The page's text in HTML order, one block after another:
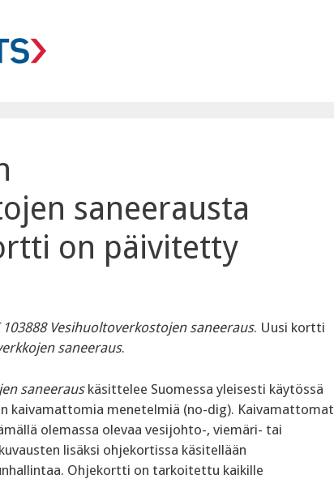
saneerausta
on päivitetty
103888 Vesihuoltoverkostojen saneeraus. Uusi kortti
saneeraus.
saneerauskäsittelee Suomessa yleisesti käytössä
kaivamattomia menetelmiä (no-dig). Kaivamattomat
olemassa olevaa vesijohto-, viemäri- tai
lisäksi ohjekortissa käsitellään
Ohjekortti on tarkoitettu kaikille